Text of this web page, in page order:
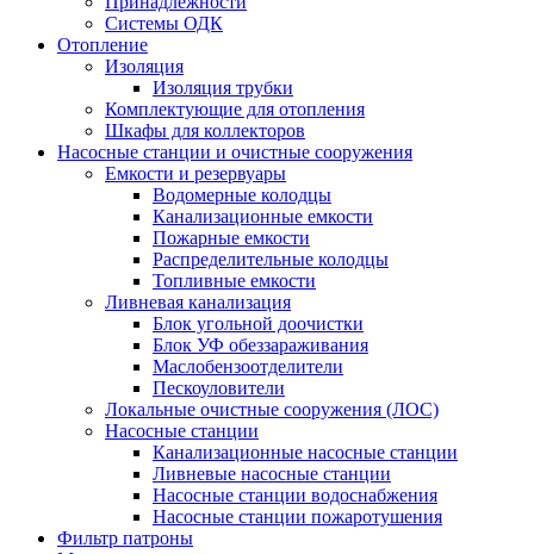
Системы ОДК
Отопление
Изоляция
Изоляция трубки
Комплектующие для отопления
Шкафы для коллекторов
Насосные станции и очистные сооружения
Емкости и резервуары
Водомерные колодцы
Канализационные емкости
Пожарные емкости
Распределительные колодцы
Топливные емкости
Ливневая канализация
Блок угольной доочистки
Блок УФ обеззараживания
Маслобензоотделители
Пескоуловители
Локальные очистные сооружения (ЛОС)
Насосные станции
Канализационные насосные станции
Ливневые насосные станции
Насосные станции водоснабжения
Насосные станции пожаротушения
Фильтр патроны